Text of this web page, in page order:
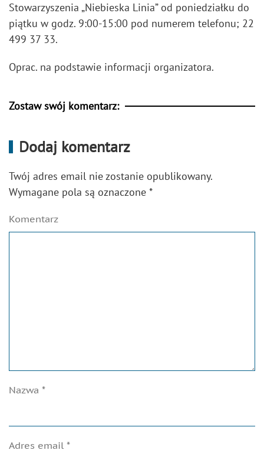
Stowarzyszenia „Niebieska Linia” od poniedziałku do
piątku w godz. 9:00-15:00 pod numerem telefonu; 22
499 37 33.
Oprac. na podstawie informacji organizatora.
Zostaw swój komentarz:
Dodaj komentarz
Twój adres email nie zostanie opublikowany.
Wymagane pola są oznaczone *
Komentarz
Nazwa *
Adres email *